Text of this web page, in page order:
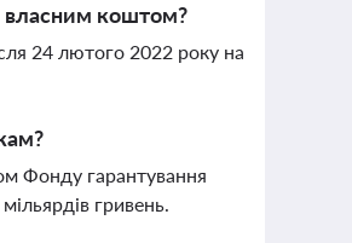
коштом?
24 лютого 2022 року на
Фонду гарантування
гривень.